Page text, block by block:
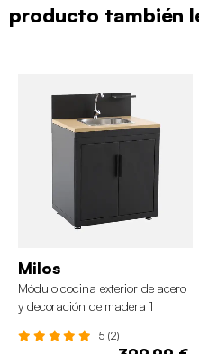
producto también
Milos
Módulo cocina exterior de acero
y decoración de madera 1
80cm
5 (2)